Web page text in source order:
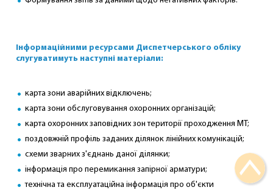
Інформаційними ресурсами Диспетчерського обліку
слугуватимуть наступні матеріали:
карта зони аварійних відключень;
карта зони обслуговування охоронних організацій;
карта охоронних заповідних зон території проходження МТ;
поздовжній профіль заданих ділянок лінійних комунікацій;
схеми зварних з'єднань даної ділянки;
інформація про перемикання запірної арматури;
технічна та експлуатаційна інформація про об'єкти